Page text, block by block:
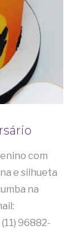
com
e silhueta
na
96882-